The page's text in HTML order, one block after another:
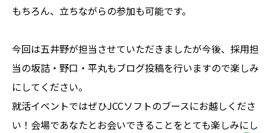
もちろん、立ちながらの参加も可能です。
今回は五井野が担当させていただきましたが今後、採用担
当の坂詰・野口・平丸もブログ投稿を行いますので楽しみ
にしてください。
就活イベントではぜひJCCソフトのブースにお越しくださ
い！会場であなたとお会いできることをとても楽しみにし